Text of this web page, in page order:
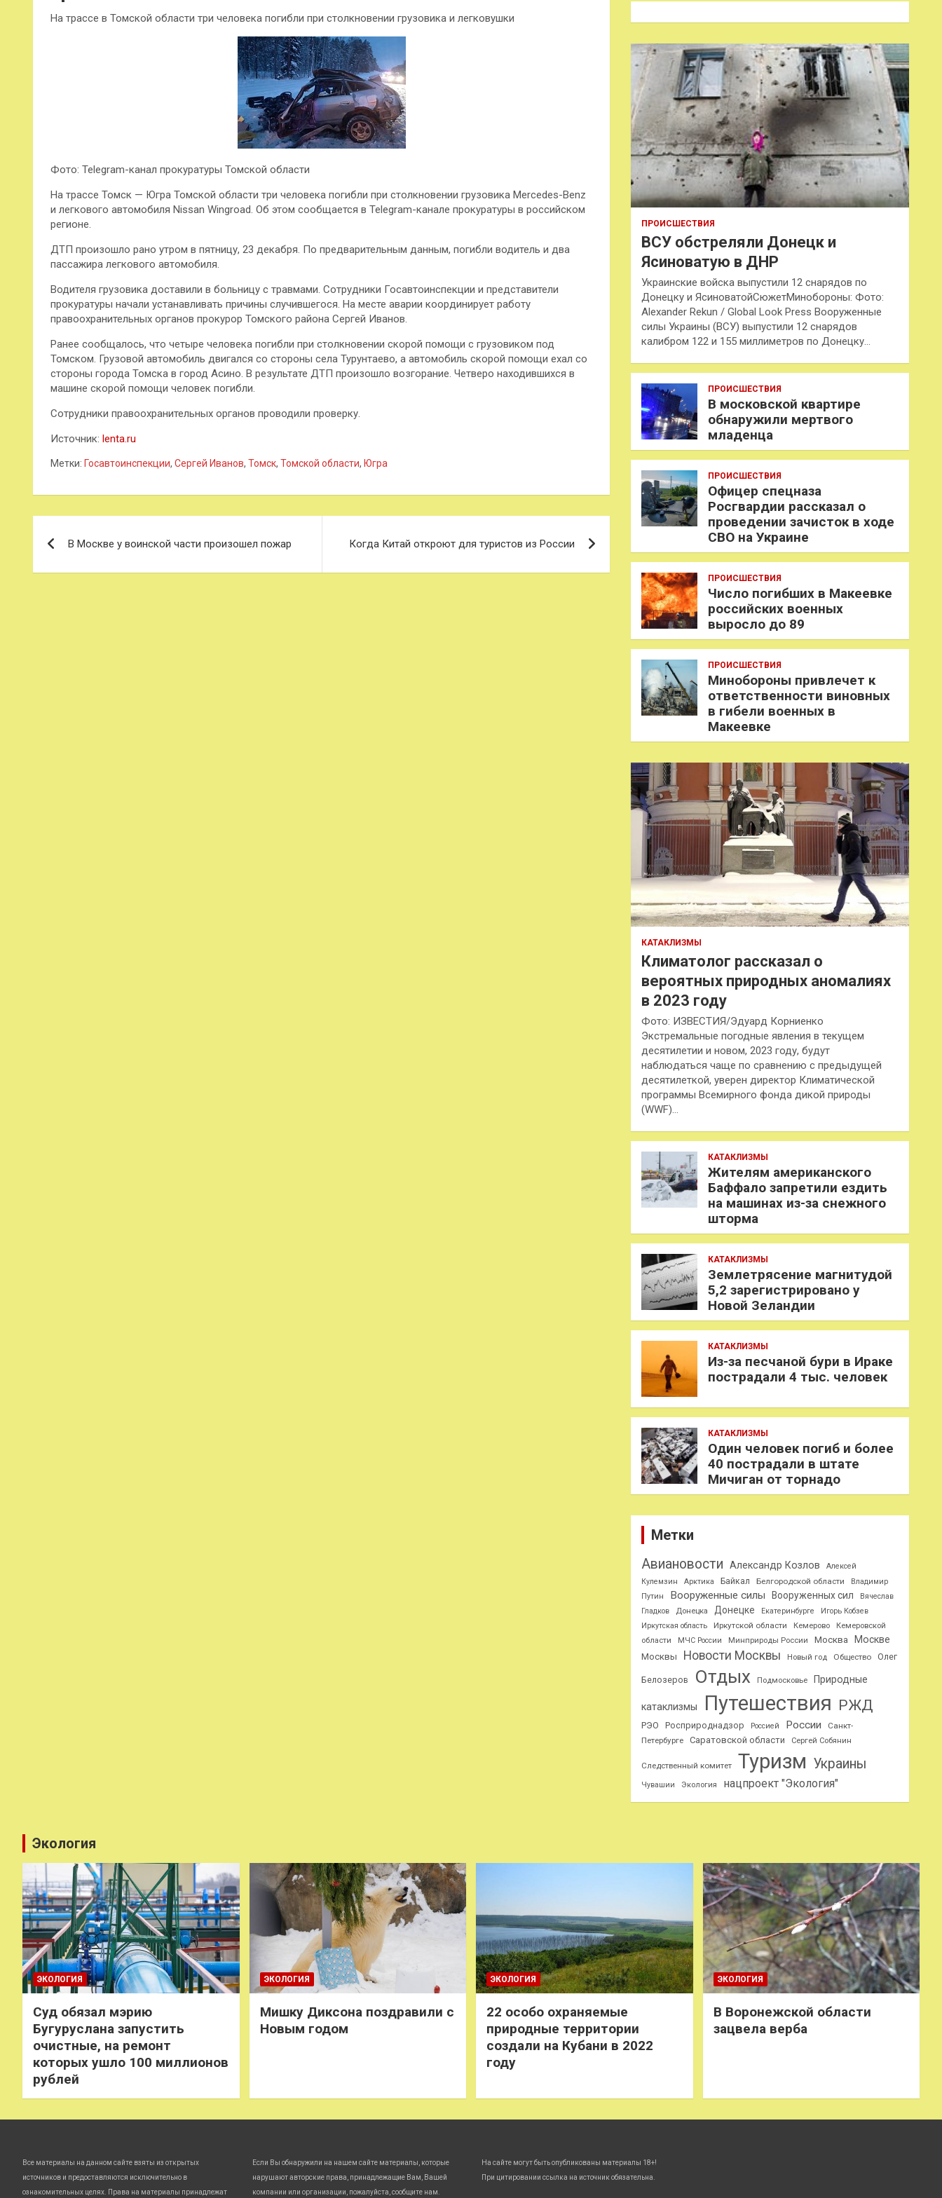
На трассе в Томской области три человека погибли при столкновении грузовика и легковушки
Фото: Telegram-канал прокуратуры Томской области
На трассе Томск — Югра Томской области три человека погибли при столкновении грузовика Mercedes-Benz
и легкового автомобиля Nissan Wingroad. Об этом сообщается в Telegram-канале прокуратуры в российском
регионе.
ДТП произошло рано утром в пятницу, 23 декабря. По предварительным данным, погибли водитель и два
пассажира легкового автомобиля.
Водителя грузовика доставили в больницу с травмами. Сотрудники Госавтоинспекции и представители
прокуратуры начали устанавливать причины случившегося. На месте аварии координирует работу
правоохранительных органов прокурор Томского района Сергей Иванов.
Ранее сообщалось, что четыре человека погибли при столкновении скорой помощи с грузовиком под
Томском. Грузовой автомобиль двигался со стороны села Турунтаево, а автомобиль скорой помощи ехал со
стороны города Томска в город Асино. В результате ДТП произошло возгорание. Четверо находившихся в
машине скорой помощи человек погибли.
Сотрудники правоохранительных органов проводили проверку.
Источник: lenta.ru
Метки: Госавтоинспекции, Сергей Иванов, Томск, Томской области, Югра
по
В Москве у воинской части произошел пожар Когда Китай откроют для туристов из России
к
ПРОИСШЕСТВИЯ
ВСУ обстреляли Донецк и
Ясиноватую в ДНР
Украинские войска выпустили 12 снарядов по
Донецку и ЯсиноватойСюжетМинобороны: Фото:
Alexander Rekun / Global Look Press Вооруженные
силы Украины (ВСУ) выпустили 12 снарядов
калибром 122 и 155 миллиметров по Донецку…
ПРОИСШЕСТВИЯ
В московской квартире
обнаружили мертвого
младенца
ПРОИСШЕСТВИЯ
Офицер спецназа
Росгвардии рассказал о
проведении зачисток в ходе
СВО на Украине
ПРОИСШЕСТВИЯ
Число погибших в Макеевке
российских военных
выросло до 89
ПРОИСШЕСТВИЯ
Минобороны привлечет к
ответственности виновных
в гибели военных в
Макеевке
КАТАКЛИЗМЫ
Климатолог рассказал о
вероятных природных аномалиях
в 2023 году
Фото: ИЗВЕСТИЯ/Эдуард Корниенко
Экстремальные погодные явления в текущем
десятилетии и новом, 2023 году, будут
наблюдаться чаще по сравнению с предыдущей
десятилеткой, уверен директор Климатической
программы Всемирного фонда дикой природы
(WWF)…
КАТАКЛИЗМЫ
Жителям американского
Баффало запретили ездить
на машинах из-за снежного
шторма
КАТАКЛИЗМЫ
Землетрясение магнитудой
5,2 зарегистрировано у
Новой Зеландии
КАТАКЛИЗМЫ
Из-за песчаной бури в Ираке
пострадали 4 тыс. человек
КАТАКЛИЗМЫ
Один человек погиб и более
40 пострадали в штате
Мичиган от торнадо
Метки
Авиановости Александр Козлов
Алексей
Кулемзин
Арктика Байкал Белгородской области
Владимир
Путин
Вооруженные силы Вооруженных сил
Вячеслав
Гладков
Донецка Донецке Екатеринбурге
Игорь Кобзев
Иркутская область
Иркутской области Кемерово
Кемеровской
области
МЧС России Минприроды России Москва Москве
Москвы Новости Москвы Новый год Общество Олег
Белозеров Отдых Подмосковье Природные
катаклизмы Путешествия РЖД
РЭО Росприроднадзор Россией России
Санкт-
Петербурге
Саратовской области Сергей Собянин
Следственный комитет Туризм Украины
Чувашии Экология нацпроект "Экология"
Экология
ЭКОЛОГИЯ
Суд обязал мэрию
Бугуруслана запустить
очистные, на ремонт
которых ушло 100 миллионов
рублей
ЭКОЛОГИЯ
Мишку Диксона поздравили с
Новым годом
ЭКОЛОГИЯ
22 особо охраняемые
природные территории
создали на Кубани в 2022
году
ЭКОЛОГИЯ
В Воронежской области
зацвела верба
Все материалы на данном сайте взяты из открытых
источников и предоставляются исключительно в
ознакомительных целях. Права на материалы принадлежат
Если Вы обнаружили на нашем сайте материалы, которые
нарушают авторские права, принадлежащие Вам, Вашей
компании или организации, пожалуйста, сообщите нам.
На сайте могут быть опубликованы материалы 18+!
При цитировании ссылка на источник обязательна.